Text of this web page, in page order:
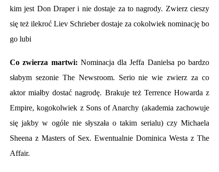
kim jest Don Draper i nie dostaje za to nagrody. Zwierz cieszy
się też ilekroć Liev Schrieber dostaje za cokolwiek nominację bo
go lubi
Co zwierza martwi: Nominacja dla Jeffa Danielsa po bardzo
słabym sezonie The Newsroom. Serio nie wie zwierz za co
aktor miałby dostać nagrodę. Brakuje też Terrence Howarda z
Empire, kogokolwiek z Sons of Anarchy (akademia zachowuje
się jakby w ogóle nie słyszała o takim serialu) czy Michaela
Sheena z Masters of Sex. Ewentualnie Dominica Westa z The
Affair.